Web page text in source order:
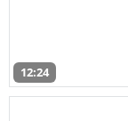
12:24